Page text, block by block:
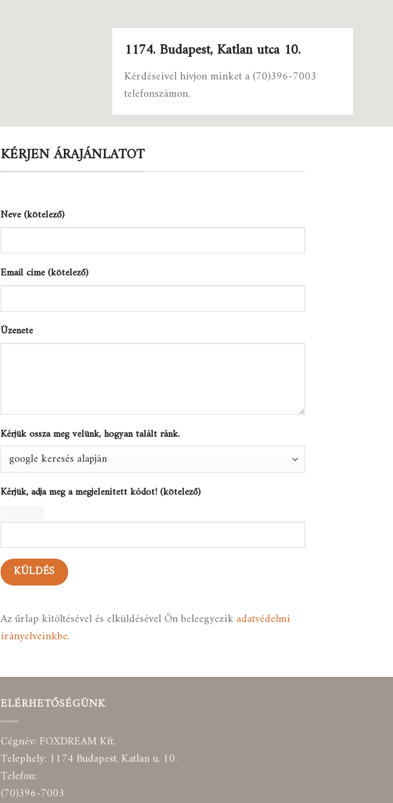
1174. Budapest, Katlan utca 10.
Kérdéseivel hívjon minket a (70)396-7003
telefonszámon.
KÉRJEN ÁRAJÁNLATOT
Neve (kötelező)
Email címe (kötelező)
Üzenete
Kérjük ossza meg velünk, hogyan talált ránk.
Kérjük, adja meg a megjelenített kódot! (kötelező)
Az űrlap kitöltésével és elküldésével Ön beleegyezikadatvédelmi
irányelveinkbe.
ELÉRHETŐSÉGÜNK
Cégnév: FOXDREAM Kft.
Telephely: 1174 Budapest, Katlan u. 10.
Telefon:
(70)396-7003